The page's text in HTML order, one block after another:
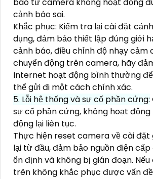
cảnh báo sai.
Khắc phục: Kiểm tra lại cài đặt
dụng, đảm bảo thiết lập đúng giới
cảnh báo, điều chỉnh độ nhạy cảm
chuyển động trên camera, hãy
Internet hoạt động bình thường
thể gửi đi một cách chính xác.
5. Lỗi hệ thống và sự cố phần cứng:
sự cố phần cứng, không hoạt
động lại liên tục.
Thực hiện reset camera về cài đặt
lại từ đầu, đảm bảo nguồn điện
ổn định và không bị gián đoạn.
trên không khắc phục được vấn